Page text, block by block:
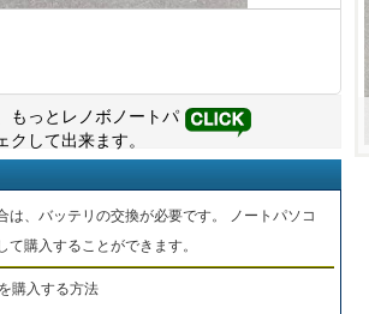
もっと レノボ ノートパ
クして出来ます。
、バッテリの交換が必要です。 ノートパソコ
購入することができます。
購入する方法